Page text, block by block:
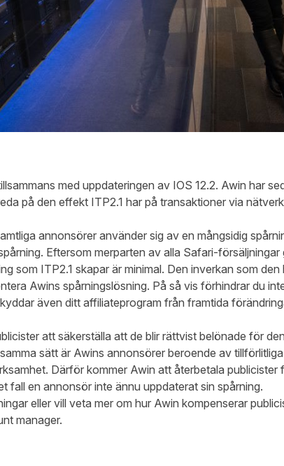
med uppdateringen av IOS 12.2. Awin har
på den effekt ITP2.1 har på transaktioner via
annonsörer använder sig av en mångsidig
Eftersom merparten av alla Safari-
som ITP2.1 skapar är minimal. Den inverkan som
Awins spårningslösning. På så vis förhindrar du
även ditt affiliateprogram från framtida
att säkerställa att de blir rättvist belönade för
sätt är Awins annonsörer beroende av
Därför kommer Awin att återbetala publicister
fall en annonsör inte ännu uppdaterat sin spårning.
eller vill veta mer om hur Awin kompenserar
manager.